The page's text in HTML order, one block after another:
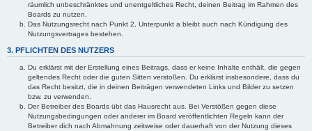
räumlich unbeschränktes und unentgeltliches Recht, deinen Beitrag im Rahmen des
Boards zu nutzen.
Das Nutzungsrecht nach Punkt 2, Unterpunkt a bleibt auch nach Kündigung des
Nutzungsvertrages bestehen.
3. PFLICHTEN DES NUTZERS
Du erklärst mit der Erstellung eines Beitrags, dass er keine Inhalte enthält, die gegen
geltendes Recht oder die guten Sitten verstoßen. Du erklärst insbesondere, dass du
das Recht besitzt, die in deinen Beiträgen verwendeten Links und Bilder zu setzen
bzw. zu verwenden.
Der Betreiber des Boards übt das Hausrecht aus. Bei Verstößen gegen diese
Nutzungsbedingungen oder anderer im Board veröffentlichten Regeln kann der
Betreiber dich nach Abmahnung zeitweise oder dauerhaft von der Nutzung dieses